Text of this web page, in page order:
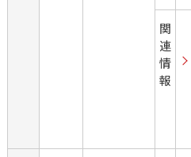
関
連
情
報